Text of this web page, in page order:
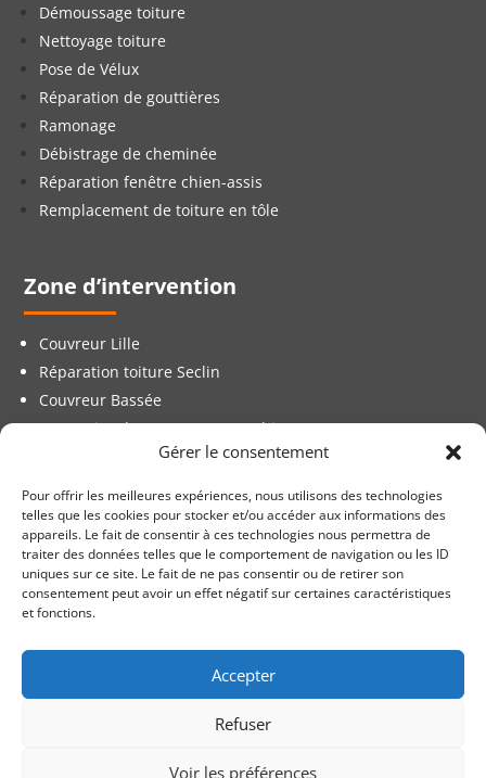
Gérer le consentement
Pour offrir les meilleures expériences, nous utilisons des technologies
telles que les cookies pour stocker et/ou accéder aux informations des
appareils. Le fait de consentir à ces technologies nous permettra de
traiter des données telles que le comportement de navigation ou les ID
uniques sur ce site. Le fait de ne pas consentir ou de retirer son
consentement peut avoir un effet négatif sur certaines caractéristiques
et fonctions.
Accepter
Refuser
Voir les préférences
Démoussage toiture
Nettoyage toiture
Pose de Vélux
Réparation de gouttières
Ramonage
Débistrage de cheminée
Réparation fenêtre chien-assis
Remplacement de toiture en tôle
Zone d’intervention
Couvreur Lille
Réparation toiture Seclin
Couvreur Bassée
Entreprise de couverture Ronchin
Couvreur Wasquehal
Roubaix
Tourcoing
Couvreur Haubourdin
Entreprise de couverture Villeneuve-d’Ascq
Entreprise de couverture Lomme
Entreprise de couverture Faches-Thumesnil
2026 Couvreur DIM Villeneuve d’Ascq